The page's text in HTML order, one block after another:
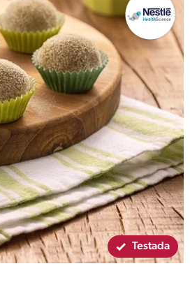
Testada